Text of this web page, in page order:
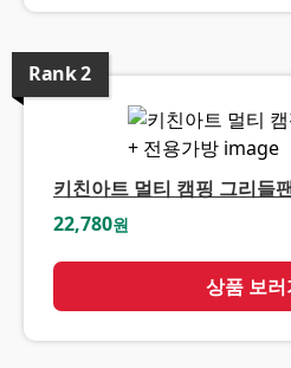
Rank2
키친아트 멀티 캠핑 그리들
22,780원
상품 보러